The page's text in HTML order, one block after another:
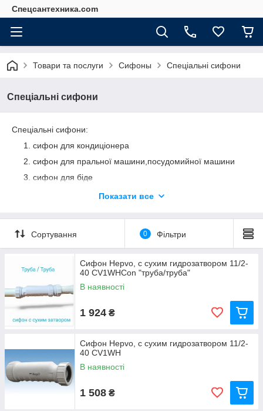
Спецсантехника.com
Товари та послуги Сифоны Спеціальні сифони
Спеціальні сифони
Спеціальні сифони:
сифон для кондиціонера
сифон для пральної машини,посудомийної машини
сифон для біде
сифон з зворотним клапаном, сухим ходом
Показати все
Сортування 0 Фільтри
Сифон Hepvo, с сухим гидрозатвором 11/2-
40 CV1WHCon "труба/труба"
В наявності
1 924 ₴
Сифон Hepvo, с сухим гидрозатвором 11/2-
40 CV1WH
В наявності
1 508 ₴